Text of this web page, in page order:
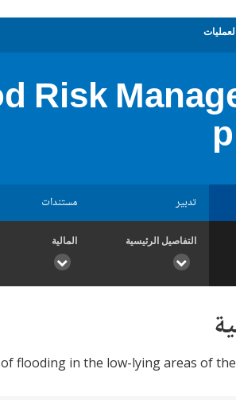
Risk
تدبير مستندات
التفاصيل الرئيسية المالية
flooding in the low-lying areas of the